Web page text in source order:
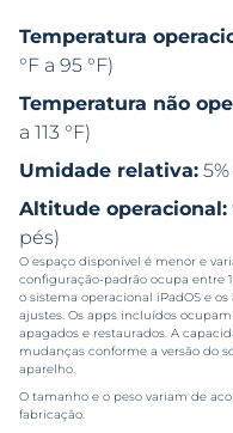
Temperatura
°F a 95 °F)
Temperatura não
a 113 °F)
Umidade relativa:
Altitude operacional:
pés)
O espaço disponível é menor e
configuração-padrão ocupa entre
o sistema operacional iPadOS e
ajustes. Os apps incluídos
apagados e restaurados. A
mudanças conforme a versão do
aparelho.
O tamanho e o peso variam de
fabricação.